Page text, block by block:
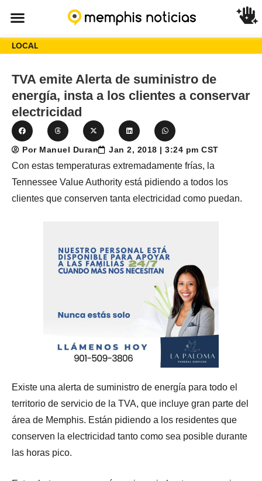
LOCAL
TVA emite Alerta de suministro de
energía, insta a los clientes a conservar
electricidad
Por Manuel Duran Jan 2, 2018 | 3:24 pm CST
Con estas temperaturas extremadamente frías, la
Tennessee Value Authority está pidiendo a todos los
clientes que conserven tanta electricidad como puedan.
Existe una alerta de suministro de energía para todo el
territorio de servicio de la TVA, que incluye gran parte del
área de Memphis. Están pidiendo a los residentes que
conserven la electricidad tanto como sea posible durante
las horas pico.